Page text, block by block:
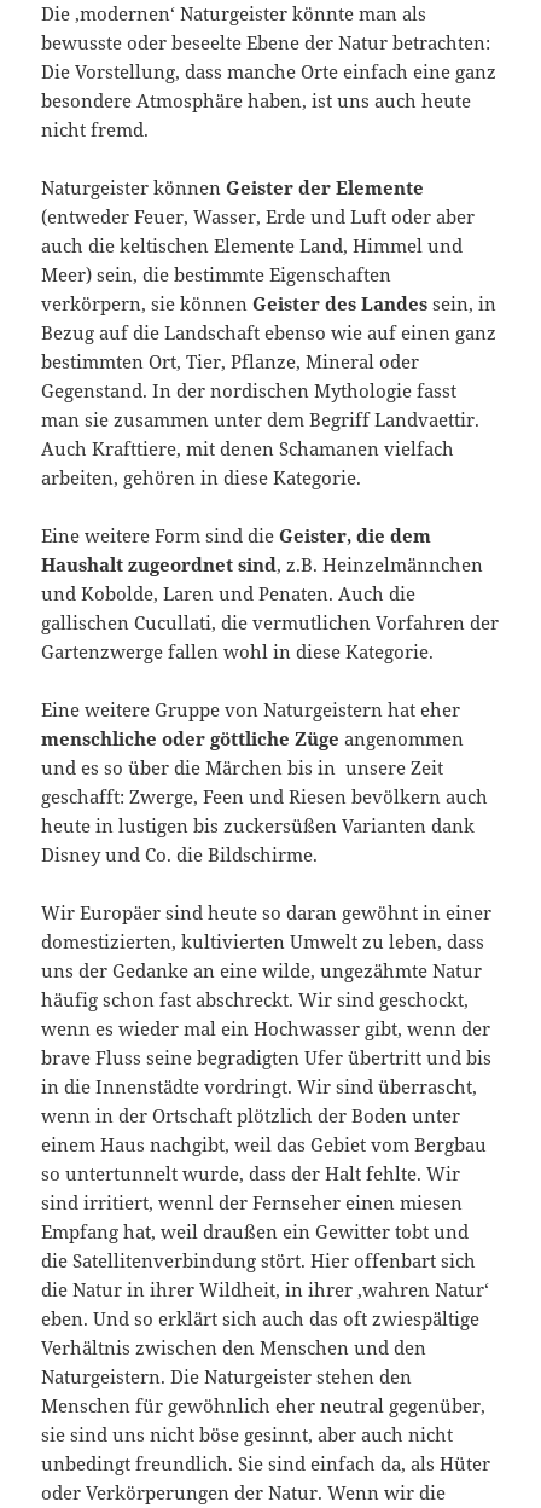
Die ‚modernen‘ Naturgeister könnte man als
bewusste oder beseelte Ebene der Natur betrachten:
Die Vorstellung, dass manche Orte einfach eine ganz
besondere Atmosphäre haben, ist uns auch heute
nicht fremd.
Naturgeister könnenGeister der Elemente
(entweder Feuer, Wasser, Erde und Luft oder aber
auch die keltischen Elemente Land, Himmel und
Meer) sein, die bestimmte Eigenschaften
verkörpern, sie könnenGeister des Landes sein, in
Bezug auf die Landschaft ebenso wie auf einen ganz
bestimmten Ort, Tier, Pflanze, Mineral oder
Gegenstand. In der nordischen Mythologie fasst
man sie zusammen unter dem Begriff Landvaettir.
Auch Krafttiere, mit denen Schamanen vielfach
arbeiten, gehören in diese Kategorie.
Eine weitere Form sind dieGeister, die dem
Haushalt zugeordnet sind, z.B. Heinzelmännchen
und Kobolde, Laren und Penaten. Auch die
gallischen Cucullati, die vermutlichen Vorfahren der
Gartenzwerge fallen wohl in diese Kategorie.
Eine weitere Gruppe von Naturgeistern hat eher
menschliche oder göttliche Züge angenommen
und es so über die Märchen bis in unsere Zeit
geschafft: Zwerge, Feen und Riesen bevölkern auch
heute in lustigen bis zuckersüßen Varianten dank
Disney und Co. die Bildschirme.
Wir Europäer sind heute so daran gewöhnt in einer
domestizierten, kultivierten Umwelt zu leben, dass
uns der Gedanke an eine wilde, ungezähmte Natur
häufig schon fast abschreckt. Wir sind geschockt,
wenn es wieder mal ein Hochwasser gibt, wenn der
brave Fluss seine begradigten Ufer übertritt und bis
in die Innenstädte vordringt. Wir sind überrascht,
wenn in der Ortschaft plötzlich der Boden unter
einem Haus nachgibt, weil das Gebiet vom Bergbau
so untertunnelt wurde, dass der Halt fehlte. Wir
sind irritiert, wennl der Fernseher einen miesen
Empfang hat, weil draußen ein Gewitter tobt und
die Satellitenverbindung stört. Hier offenbart sich
die Natur in ihrer Wildheit, in ihrer ‚wahren Natur‘
eben. Und so erklärt sich auch das oft zwiespältige
Verhältnis zwischen den Menschen und den
Naturgeistern. Die Naturgeister stehen den
Menschen für gewöhnlich eher neutral gegenüber,
sie sind uns nicht böse gesinnt, aber auch nicht
unbedingt freundlich. Sie sind einfach da, als Hüter
oder Verkörperungen der Natur. Wenn wir die